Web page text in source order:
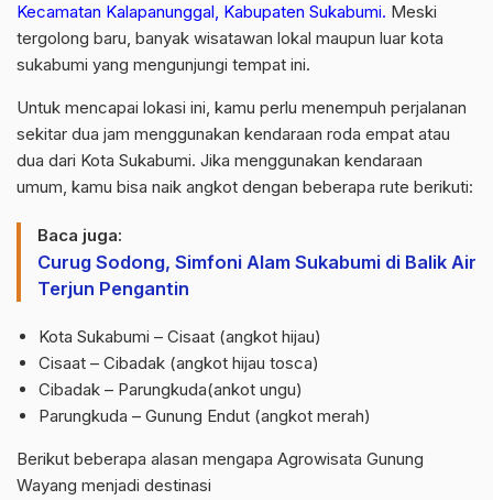
Kecamatan Kalapanunggal, Kabupaten Sukabumi. Meski
tergolong baru, banyak wisatawan lokal maupun luar kota
sukabumi yang mengunjungi tempat ini.
Untuk mencapai lokasi ini, kamu perlu menempuh perjalanan
sekitar dua jam menggunakan kendaraan roda empat atau
dua dari Kota Sukabumi. Jika menggunakan kendaraan
umum, kamu bisa naik angkot dengan beberapa rute berikuti:
Baca juga:
Curug Sodong, Simfoni Alam Sukabumi di Balik Air
Terjun Pengantin
Kota Sukabumi – Cisaat (angkot hijau)
Cisaat – Cibadak (angkot hijau tosca)
Cibadak – Parungkuda(ankot ungu)
Parungkuda – Gunung Endut (angkot merah)
Berikut beberapa alasan mengapa Agrowisata Gunung
Wayang menjadi destinasi